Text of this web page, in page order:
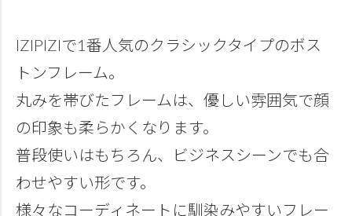
IZIPIZIで1番人気のクラシックタイプのボス
トンフレーム。
丸みを帯びたフレームは、優しい雰囲気で顔
の印象も柔らかくなります。
普段使いはもちろん、ビジネスシーンでも合
わせやすい形です。
様々なコーディネートに馴染みやすいフレー